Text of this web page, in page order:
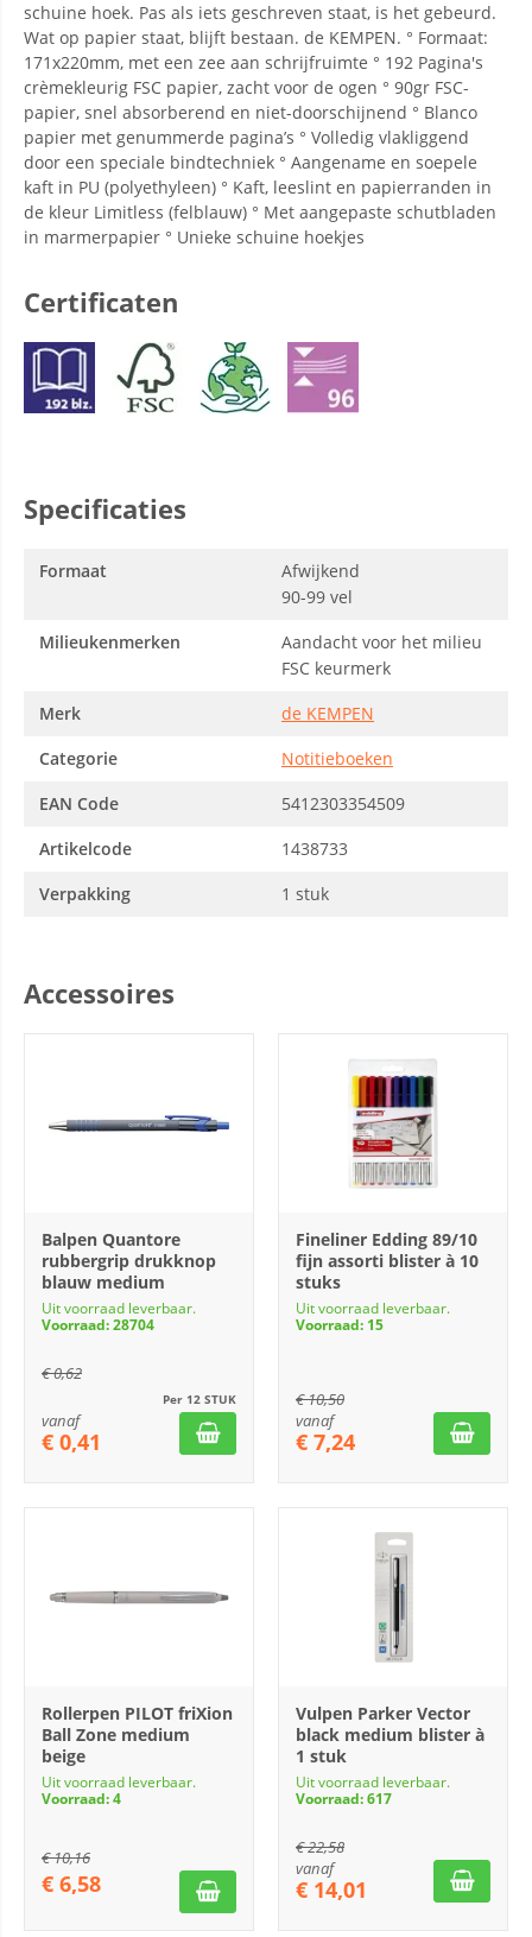
schuine hoek. Pas als iets geschreven staat, is het gebeurd.
Wat op papier staat, blijft bestaan. de KEMPEN. ° Formaat:
171x220mm, met een zee aan schrijfruimte ° 192 Pagina's
crèmekleurig FSC papier, zacht voor de ogen ° 90gr FSC-
papier, snel absorberend en niet-doorschijnend ° Blanco
papier met genummerde pagina’s ° Volledig vlakliggend
door een speciale bindtechniek ° Aangename en soepele
kaft in PU (polyethyleen) ° Kaft, leeslint en papierranden in
de kleur Limitless (felblauw) ° Met aangepaste schutbladen
in marmerpapier ° Unieke schuine hoekjes
Certificaten
Specificaties
Formaat
Afwijkend
90-99 vel
Milieukenmerken
Aandacht voor het milieu
FSC keurmerk
Merk
de KEMPEN
Categorie
Notitieboeken
EAN Code
5412303354509
Artikelcode
1438733
Verpakking
1 stuk
Accessoires
Balpen Quantore
rubbergrip drukknop
blauw medium
Uit voorraad leverbaar.
Voorraad: 28704
€0,62
Per 12 STUK
vanaf
€ 0,41
Fineliner Edding 89/10
fijn assorti blister à 10
stuks
Uit voorraad leverbaar.
Voorraad: 15
€10,50
vanaf
€ 7,24
Rollerpen PILOT friXion
Ball Zone medium
beige
Uit voorraad leverbaar.
Voorraad: 4
€10,16
€ 6,58
Vulpen Parker Vector
black medium blister à
1 stuk
Uit voorraad leverbaar.
Voorraad: 617
€22,58
vanaf
€ 14,01